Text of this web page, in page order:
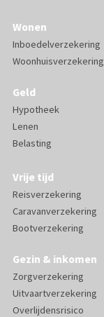
Wonen
Inboedelverzekering
Woonhuisverzekering
Geld
Hypotheek
Lenen
Belasting
Vrije tijd
Reisverzekering
Caravanverzekering
Bootverzekering
Gezin & inkomen
Zorgverzekering
Uitvaartverzekering
Overlijdensrisico